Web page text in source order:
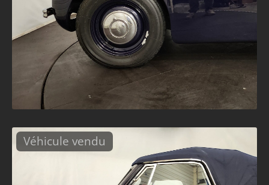
Véhicule vendu